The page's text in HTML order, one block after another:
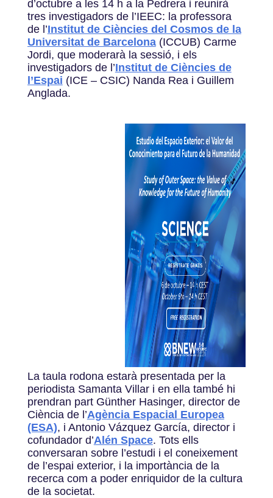
d’octubre a les 14 h a la Pedrera i reunirà
tres investigadors de l’IEEC: la professora
de l’Institut de Ciències del Cosmos de la
Universitat de Barcelona(ICCUB) Carme
Jordi, que moderarà la sessió, i els
investigadors de l’Institut de Ciències de
l’Espai (ICE – CSIC) Nanda Rea i Guillem
Anglada.
La taula rodona estarà presentada per la
periodista Samanta Villar i en ella també hi
prendran part Günther Hasinger, director de
Ciència de l’Agència Espacial Europea
(ESA), i Antonio Vázquez García, director i
cofundador d’Alén Space. Tots ells
conversaran sobre l’estudi i el coneixement
de l’espai exterior, i la importància de la
recerca com a poder enriquidor de la cultura
de la societat.